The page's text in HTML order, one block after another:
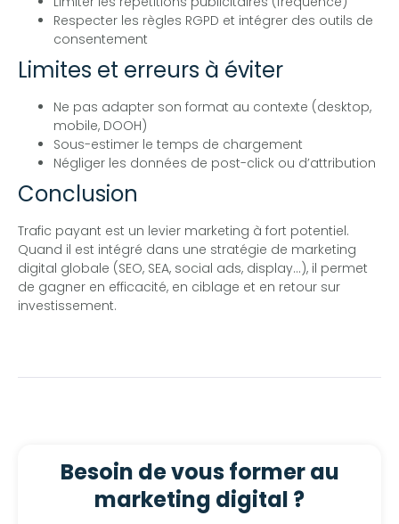
Respecter les règles RGPD et intégrer des outils de
consentement
Limites et erreurs à éviter
Ne pas adapter son format au contexte (desktop,
mobile, DOOH)
Sous-estimer le temps de chargement
Négliger les données de post-click ou d’attribution
Conclusion
Trafic payant est un levier marketing à fort potentiel.
Quand il est intégré dans une stratégie de marketing
digital globale (SEO, SEA, social ads, display…), il permet
de gagner en efficacité, en ciblage et en retour sur
investissement.
Besoin de vous former au
marketing digital ?